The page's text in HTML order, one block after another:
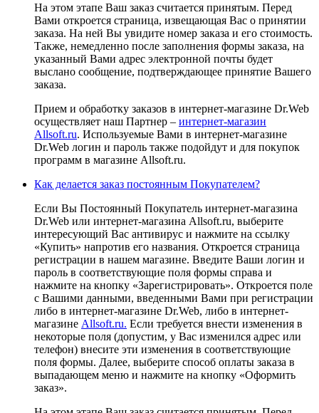
На этом этапе Ваш заказ считается принятым. Перед
Вами откроется страница, извещающая Вас о принятии
заказа. На ней Вы увидите номер заказа и его стоимость.
Также, немедленно после заполнения формы заказа, на
указанный Вами адрес электронной почты будет
выслано сообщение, подтверждающее принятие Вашего
заказа.
Прием и обработку заказов в интернет-магазине Dr.Web
осуществляет наш Партнер – интернет-магазин
Allsoft.ru. Используемые Вами в интернет-магазине
Dr.Web логин и пароль также подойдут и для покупок
программ в магазине Allsoft.ru.
Как делается заказ постоянным Покупателем?
Если Вы Постоянный Покупатель интернет-магазина
Dr.Web или интернет-магазина Allsoft.ru, выберите
интересующий Вас антивирус и нажмите на ссылку
«Купить» напротив его названия. Откроется страница
регистрации в нашем магазине. Введите Ваши логин и
пароль в соответствующие поля формы справа и
нажмите на кнопку «Зарегистрировать». Откроется поле
с Вашими данными, введенными Вами при регистрации
либо в интернет-магазине Dr.Web, либо в интернет-
магазине Allsoft.ru. Если требуется внести изменения в
некоторые поля (допустим, у Вас изменился адрес или
телефон) внесите эти изменения в соответствующие
поля формы. Далее, выберите способ оплаты заказа в
выпадающем меню и нажмите на кнопку «Оформить
заказ».